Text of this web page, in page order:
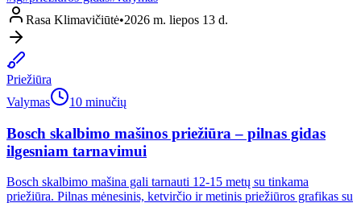
Rasa Klimavičiūtė•2026 m. liepos 13 d.
Priežiūra
Valymas
10 minučių
Bosch skalbimo mašinos priežiūra – pilnas gidas
ilgesniam tarnavimui
Bosch skalbimo mašina gali tarnauti 12-15 metų su tinkama
priežiūra. Pilnas mėnesinis, ketvirčio ir metinis priežiūros grafikas su